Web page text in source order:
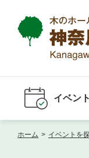
イベン
ホーム > イベントを